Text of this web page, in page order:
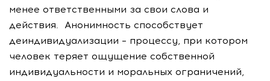
менее ответственными за свои слова и
действия. Анонимность способствует
деиндивидуализации – процессу, при котором
человек теряет ощущение собственной
индивидуальности и моральных ограничений,